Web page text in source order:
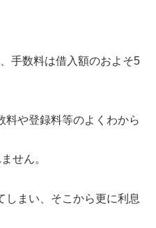
手数料は借入額のおよそ5
料や登録料等のよくわから
せん。
しまい、そこから更に利息